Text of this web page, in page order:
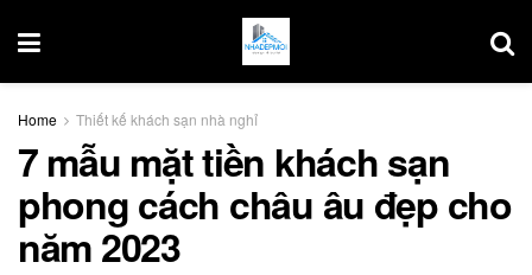
Home Thiết kế khách sạn nhà nghỉ
7 mẫu mặt tiền khách sạn
phong cách châu âu đẹp cho
năm 2023